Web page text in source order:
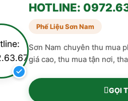
HOTLINE:
Phế Liệu Sơn Nam
Sơn Nam chuyên thu mua
giá cao, thu mua tận nơi,
GỌI